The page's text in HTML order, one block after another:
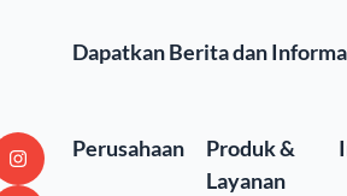
Dapatkan Berita dan
Perusahaan
Produk &
Layanan